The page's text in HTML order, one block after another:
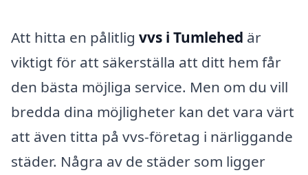
Att hitta en pålitlig vvs i Tumlehed är
viktigt för att säkerställa att ditt hem får
den bästa möjliga service. Men om du vill
bredda dina möjligheter kan det vara värt
att även titta på vvs-företag i närliggande
städer. Några av de städer som ligger